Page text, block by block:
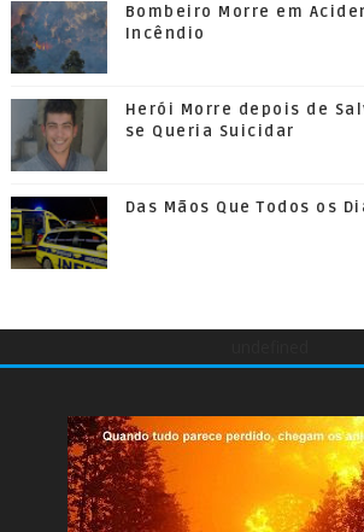
Bombeiro Morre em
Incêndio
Herói Morre depois de
se Queria Suicidar
Das Mãos Que Todos os